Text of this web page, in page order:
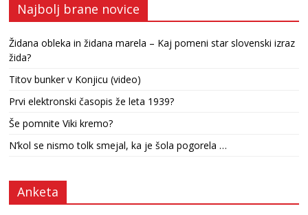
Najbolj brane novice
Židana obleka in židana marela – Kaj pomeni star slovenski izraz
žida?
Titov bunker v Konjicu (video)
Prvi elektronski časopis že leta 1939?
Še pomnite Viki kremo?
N’kol se nismo tolk smejal, ka je šola pogorela …
Anketa